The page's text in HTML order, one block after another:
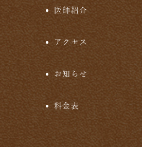
医師紹介
アクセス
お知らせ
料金表